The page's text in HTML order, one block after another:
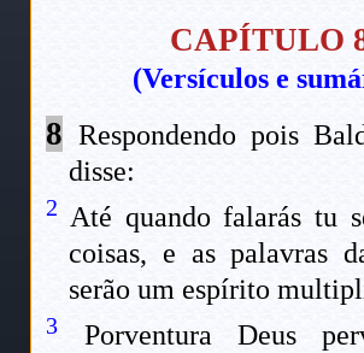
CAPÍTULO
(Versículos e
8 Respondendo pois
disse:
2 Até quando falarás tu
coisas, e as palavras
serão um espírito
3
Porventura Deus